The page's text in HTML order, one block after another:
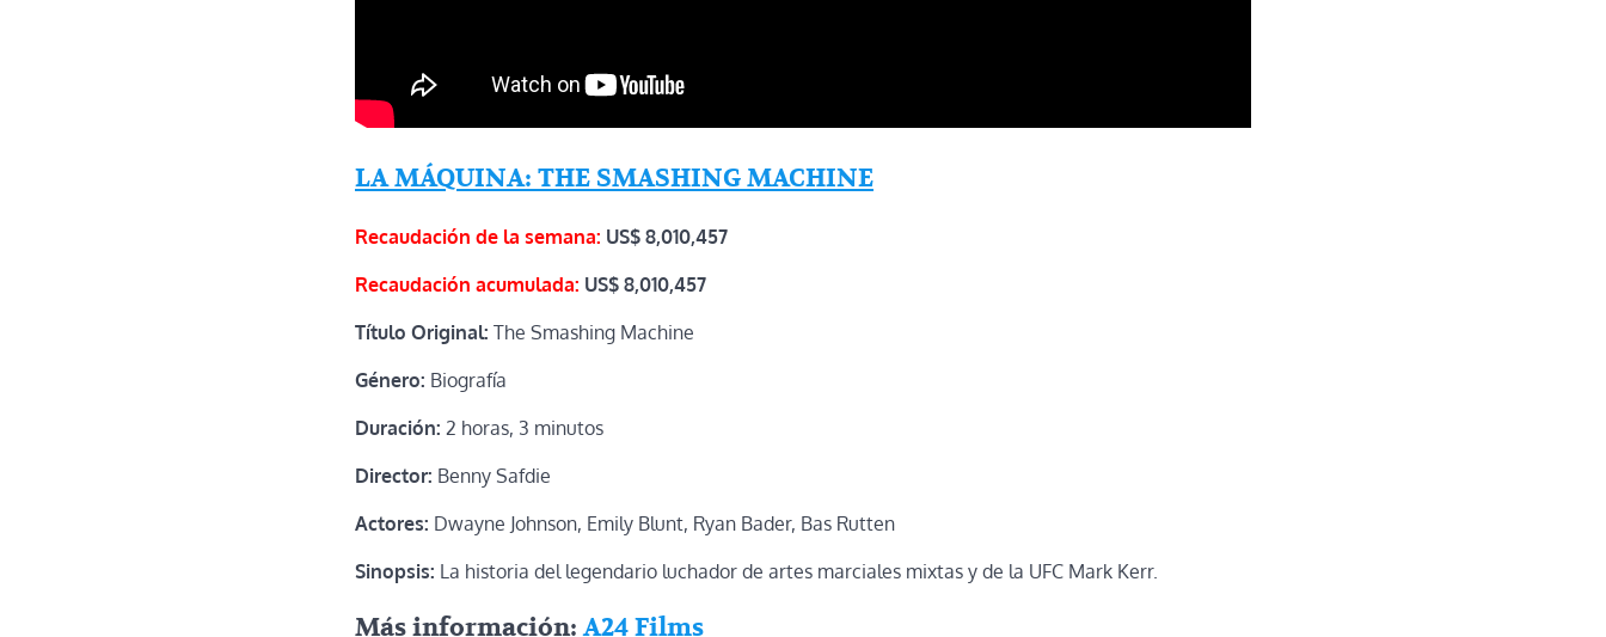
LA MÁQUINA: THE SMASHING MACHINE
Recaudación de la semana: US$ 8,010,457
Recaudación acumulada: US$ 8,010,457
Título Original: The Smashing Machine
Género: Biografía
Duración: 2 horas, 3 minutos
Director: Benny Safdie
Actores: Dwayne Johnson, Emily Blunt, Ryan Bader, Bas Rutten
Sinopsis: La historia del legendario luchador de artes marciales mixtas y de la UFC Mark Kerr.
Más información: A24 Films